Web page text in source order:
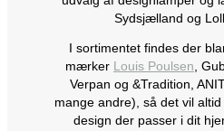
Sydsjælland og
I sortimentet findes der
mærker Louis Poulsen,
Verpan og &Tradition,
mange andre), så det vil
design der passer i dit